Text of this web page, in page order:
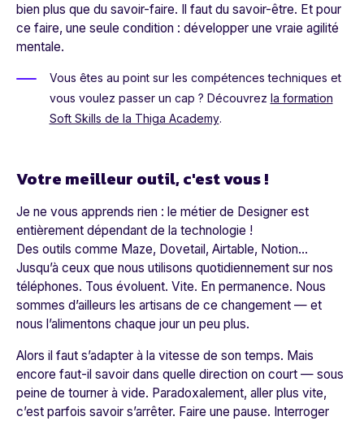
bien plus que du savoir-faire. Il faut du savoir-être. Et pour
ce faire, une seule condition : développer une vraie agilité
mentale.
Vous êtes au point sur les compétences techniques et
vous voulez passer un cap ? Découvrez la formation
Soft Skills de la Thiga Academy.
Votre meilleur outil, c'est vous !
Je ne vous apprends rien : le métier de Designer est
entièrement dépendant de la technologie !
Des outils comme Maze, Dovetail , Airtable, Notion…
Jusqu’à ceux que nous utilisons quotidiennement sur nos
téléphones. Tous évoluent. Vite. En permanence. Nous
sommes d’ailleurs les artisans de ce changement — et
nous l’alimentons chaque jour un peu plus.
Alors il faut s’adapter à la vitesse de son temps. Mais
encore faut-il savoir dans quelle direction on court — sous
peine de tourner à vide. Paradoxalement, aller plus vite,
c’est parfois savoir s’arrêter. Faire une pause. Interroger